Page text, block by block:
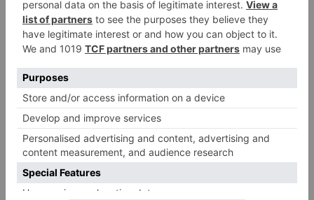
sector primario como la economía circular, la
descarbonización, el eco-diseño, la implantación
de tecnologías eco-eficientes o la digitalización
del patrimonio natural y forestal.
Por otro lado, 2023 es el Año Europeo de las
Capacidades y la aplicación de todas las
políticas mencionadas requerirá trabajadores
sobre el terreno equipados con las capacidades
necesarias para ello. Por ello -ha considerado